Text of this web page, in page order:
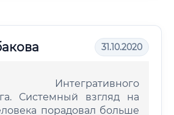
31.10.2020
Системный взгляд на
порадовал больше